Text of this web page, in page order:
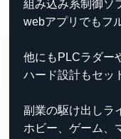
組み込み系制御ソ
webアプリでもフ
他にもPLCラダー
ハード設計もセッ
副業の駆け出しラ
ホビー、ゲーム、